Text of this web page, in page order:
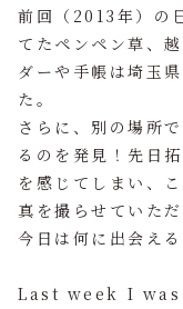
前回（2013年）の
てたペンペン草、
ダーや手帳は埼玉
た。
さらに、別の場所
るのを発見！先日
を感じてしまい、
真を撮らせていただ
今日は何に出会える
Last week I